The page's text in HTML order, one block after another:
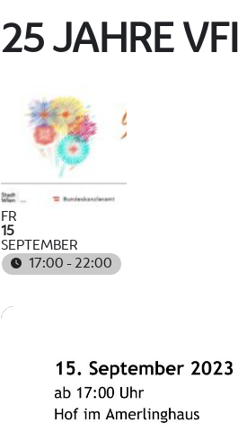
25 JAHRE VFI
FR
15
SEPTEMBER
17:00 - 22:00